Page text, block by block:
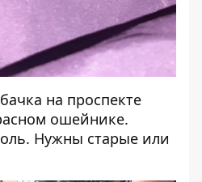
на проспекте
ошейнике.
Нужны старые или